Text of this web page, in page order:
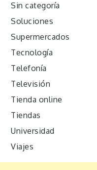
Sin categoría
Soluciones
Supermercados
Tecnología
Telefonía
Televisión
Tienda online
Tiendas
Universidad
Viajes